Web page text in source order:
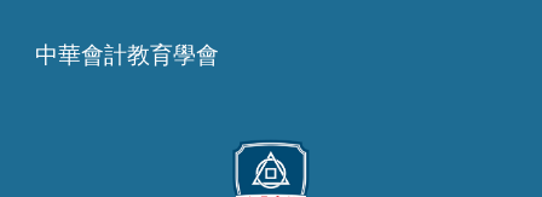
中華會計教育學會